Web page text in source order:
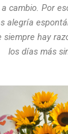
cambio. Por
alegría
hay
los días más